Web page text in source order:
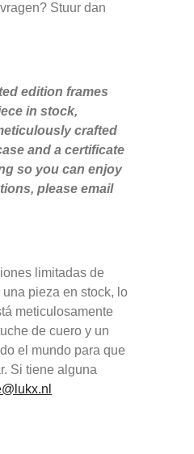
Stuur dan
edition frames
in stock,
crafted
and a certificate
so you can enjoy
please email
limitadas de
pieza en stock, lo
meticulosamente
de cuero y un
el mundo para que
Si tiene alguna